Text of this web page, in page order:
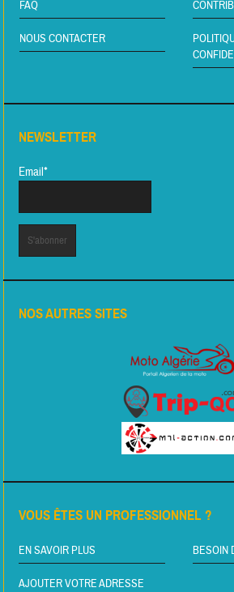
FAQ
NOUS CONTACTER
NEWSLETTER
Email*
NOS AUTRES SITES
VOUS ÊTES UN PROFESSIONNEL ?
EN SAVOIR PLUS BESOIN
AJOUTER VOTRE ADRESSE